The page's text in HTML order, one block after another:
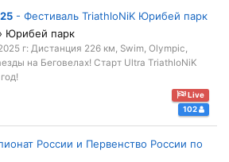
- Фестиваль TriathloNiK Юрибей парк
Юрибей парк
г: Дистанция 226 км, Swim, Olympic,
на Беговелах! Старт Ultra TriathloNiK
Live
102
России и Первенство России по